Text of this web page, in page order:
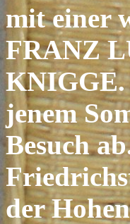
mit einer
FRANZ
KNIGGE.
jenem
Besuch
der